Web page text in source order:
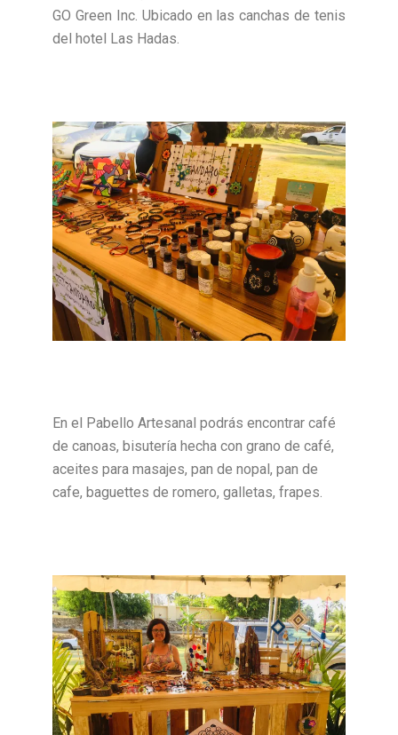
GO Green Inc. Ubicado en las canchas de tenis
del hotel Las Hadas.
En el Pabello Artesanal podrás encontrar café
de canoas, bisutería hecha con grano de café,
aceites para masajes, pan de nopal, pan de
cafe, baguettes de romero, galletas, frapes.